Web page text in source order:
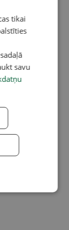
tikai
savu